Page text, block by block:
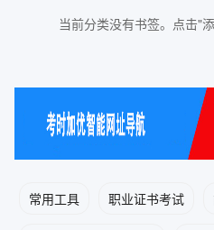
当前分类没有书签。点击"
常用工具 职业证书考试